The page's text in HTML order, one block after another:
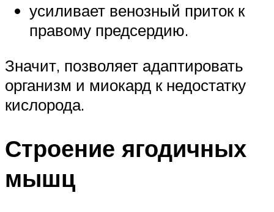
усиливает венозный приток к
правому предсердию.
Значит, позволяет адаптировать
организм и миокард к недостатку
кислорода.
Строение ягодичных
мышц